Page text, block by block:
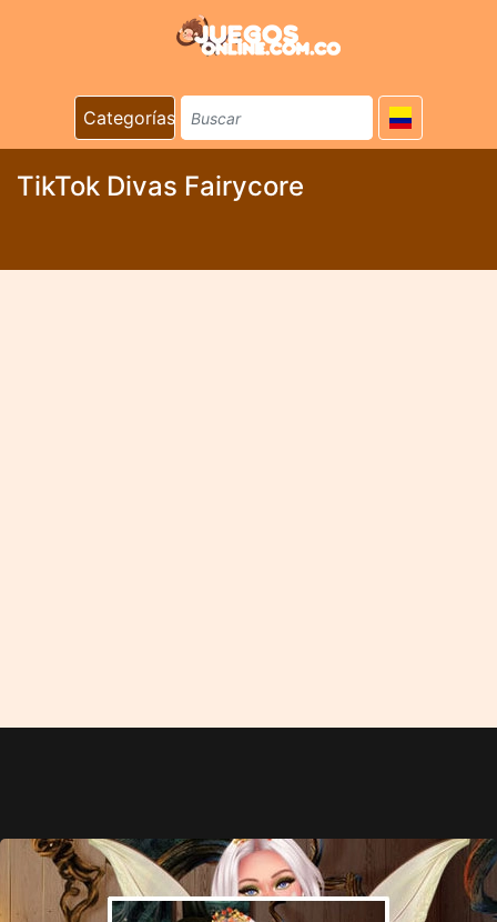
Categorías
TikTok Divas Fairycore